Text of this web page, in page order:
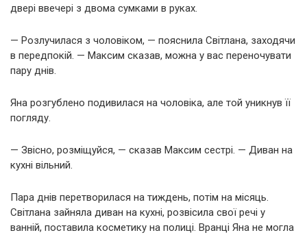
двері ввечері з двома сумками в руках.
— Розлучилася з чоловіком, — пояснила Світлана, заходячи
в передпокій. — Максим сказав, можна у вас переночувати
пару днів.
Яна розгублено подивилася на чоловіка, але той уникнув її
погляду.
— Звісно, розміщуйся, — сказав Максим сестрі. — Диван на
кухні вільний.
Пара днів перетворилася на тиждень, потім на місяць.
Світлана зайняла диван на кухні, розвісила свої речі у
ванній, поставила косметику на полиці. Вранці Яна не могла